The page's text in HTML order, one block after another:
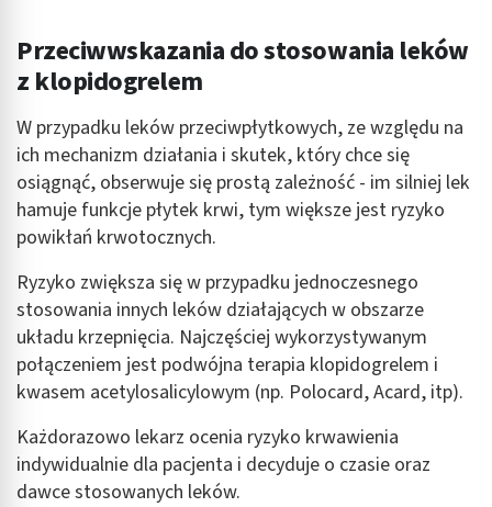
Przeciwwskazania do stosowania leków
z klopidogrelem
W przypadku leków przeciwpłytkowych, ze względu na
ich mechanizm działania i skutek, który chce się
osiągnąć, obserwuje się prostą zależność - im silniej lek
hamuje funkcje płytek krwi, tym większe jest ryzyko
powikłań krwotocznych.
Ryzyko zwiększa się w przypadku jednoczesnego
stosowania innych leków działających w obszarze
układu krzepnięcia. Najczęściej wykorzystywanym
połączeniem jest podwójna terapia klopidogrelem i
kwasem acetylosalicylowym (np. Polocard, Acard, itp).
Każdorazowo lekarz ocenia ryzyko krwawienia
indywidualnie dla pacjenta i decyduje o czasie oraz
dawce stosowanych leków.